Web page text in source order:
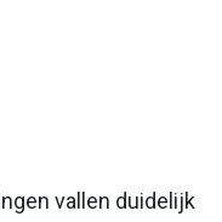
vallen duidelijk